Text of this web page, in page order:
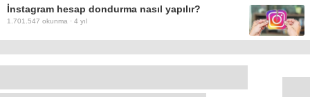
İnstagram hesap dondurma nasıl yapılır?
1.701.547 okunma · 4 yıl